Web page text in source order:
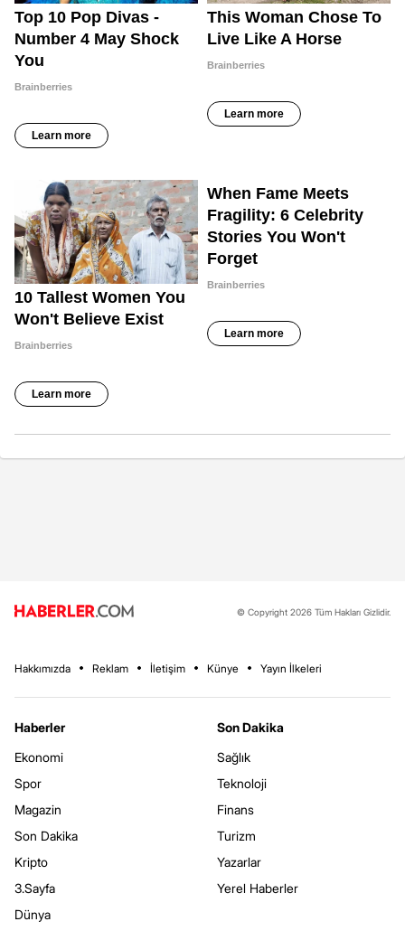
© Copyright 2026 Tüm Hakları Gizlidir.
Hakkımızda Reklam İletişim Künye Yayın İlkeleri
Haberler
Ekonomi
Spor
Magazin
Son Dakika
Kripto
3.Sayfa
Dünya
Son Dakika
Sağlık
Teknoloji
Finans
Turizm
Yazarlar
Yerel Haberler